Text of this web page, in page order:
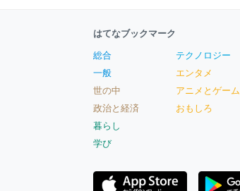
はてなブックマーク
総合
一般
世の中
政治と経済
暮らし
学び
テクノロジー
エンタメ
アニメとゲーム
おもしろ